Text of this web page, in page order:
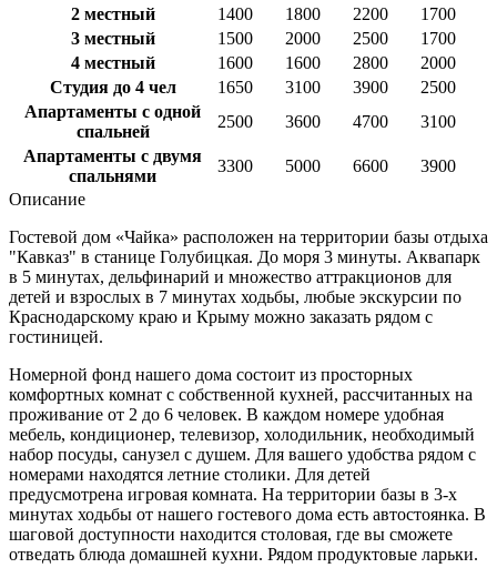
2 местный
1400 1800 2200
1700
3 местный
1500 2000 2500
1700
4 местный
1600 1600 2800
2000
Студия до 4 чел
1650 3100 3900
2500
Апартаменты с одной
спальней
2500 3600 4700
3100
Апартаменты с двумя
спальнями
3300 5000 6600
3900
Описание
Гостевой дом «Чайка» расположен на территории базы отдыха
"Кавказ" в станице Голубицкая. До моря 3 минуты. Аквапарк
в 5 минутах, дельфинарий и множество аттракционов для
детей и взрослых в 7 минутах ходьбы, любые экскурсии по
Краснодарскому краю и Крыму можно заказать рядом с
гостиницей.
Номерной фонд нашего дома состоит из просторных
комфортных комнат с собственной кухней, рассчитанных на
проживание от 2 до 6 человек. В каждом номере удобная
мебель, кондиционер, телевизор, холодильник, необходимый
набор посуды, санузел с душем. Для вашего удобства рядом с
номерами находятся летние столики. Для детей
предусмотрена игровая комната. На территории базы в 3-х
минутах ходьбы от нашего гостевого дома есть автостоянка. В
шаговой доступности находится столовая, где вы сможете
отведать блюда домашней кухни. Рядом продуктовые ларьки.